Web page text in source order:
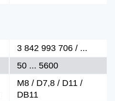
3 842 993 706 / ...
50 ... 5600
M8 / D7,8 / D11 /
DB11